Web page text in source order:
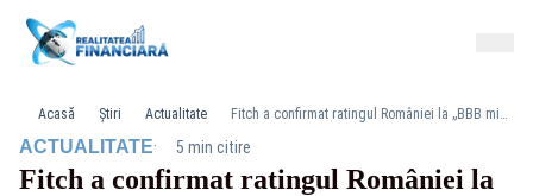
Acasă Știri Actualitate Fitch a confirmat ratingul României la „BBB minus”, dar perspectiva e „negativă”
ACTUALITATE· 5 min citire
Fitch a confirmat ratingul României la